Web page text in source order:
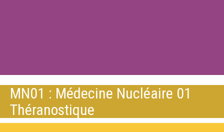
MN01 : Médecine Nucléaire 01
Théranostique